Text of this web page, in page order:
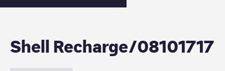
Shell Recharge/08101717